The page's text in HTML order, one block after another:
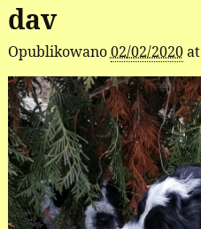
dav
Opublikowano02/02/2020at